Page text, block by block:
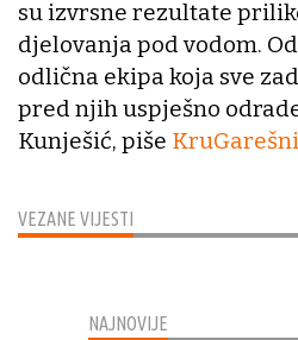
VEZANE VIJESTI
su izvrsne rezultate
djelovanja pod vodom.
odlična ekipa koja sve
pred njih uspješno
Kunješić, piše
NAJNOVIJE